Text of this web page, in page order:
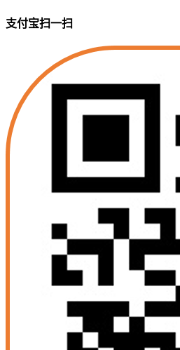
支付宝扫一扫